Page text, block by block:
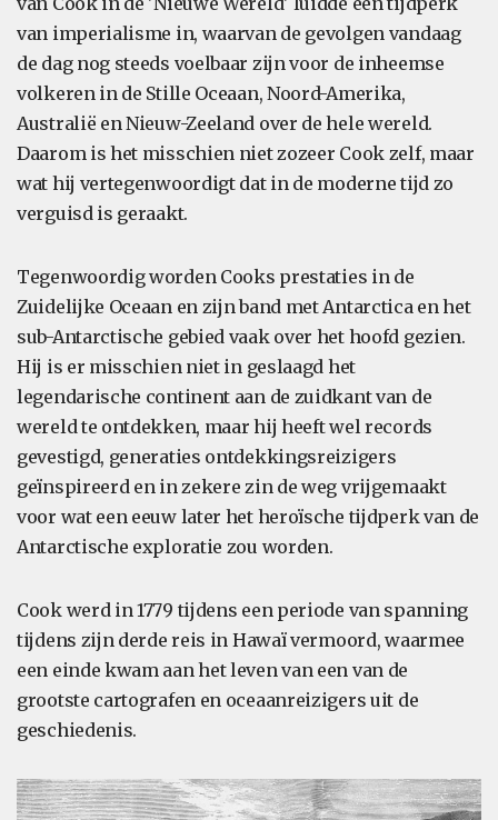
van imperialisme in, waarvan de gevolgen vandaag
de dag nog steeds voelbaar zijn voor de inheemse
volkeren in de Stille Oceaan, Noord-Amerika,
Australië en Nieuw-Zeeland over de hele wereld.
Daarom is het misschien niet zozeer Cook zelf, maar
wat hij vertegenwoordigt dat in de moderne tijd zo
verguisd is geraakt.
Tegenwoordig worden Cooks prestaties in de
Zuidelijke Oceaan en zijn band met Antarctica en het
sub-Antarctische gebied vaak over het hoofd gezien.
Hij is er misschien niet in geslaagd het
legendarische continent aan de zuidkant van de
wereld te ontdekken, maar hij heeft wel records
gevestigd, generaties ontdekkingsreizigers
geïnspireerd en in zekere zin de weg vrijgemaakt
voor wat een eeuw later het heroïsche tijdperk van de
Antarctische exploratie zou worden.
Cook werd in 1779 tijdens een periode van spanning
tijdens zijn derde reis in Hawaï vermoord, waarmee
een einde kwam aan het leven van een van de
grootste cartografen en oceaanreizigers uit de
geschiedenis.